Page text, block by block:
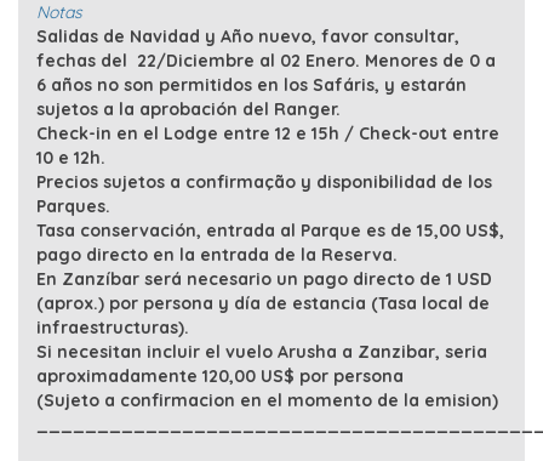
Notas
Salidas de Navidad y Año nuevo, favor consultar,
fechas del 22/Diciembre al 02 Enero. Menores de 0 a
6 años no son permitidos en los Safáris, y estarán
sujetos a la aprobación del Ranger.
Check-in en el Lodge entre 12 e 15h / Check-out entre
10 e 12h.
Precios sujetos a confirmação y disponibilidad de los
Parques.
Tasa conservación, entrada al Parque es de 15,00 US$,
pago directo en la entrada de la Reserva.
En Zanzíbar será necesario un pago directo de 1 USD
(aprox.) por persona y día de estancia (Tasa local de
infraestructuras).
Si necesitan incluir el vuelo Arusha a Zanzibar, seria
aproximadamente 120,00 US$ por persona
(Sujeto a confirmacion en el momento de la emision)